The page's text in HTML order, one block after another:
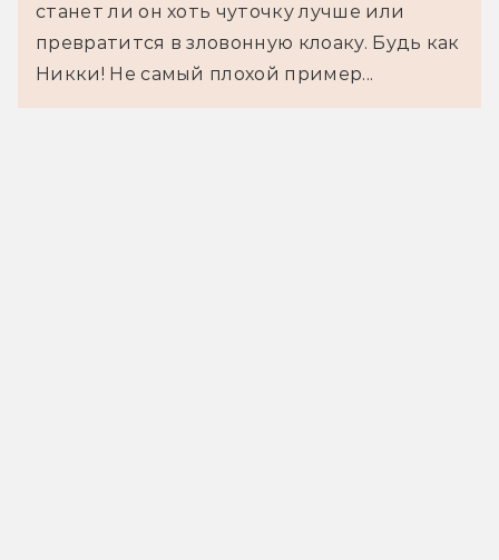
станет ли он хоть чуточку лучше или
превратится в зловонную клоаку. Будь как
Никки! Не самый плохой пример...